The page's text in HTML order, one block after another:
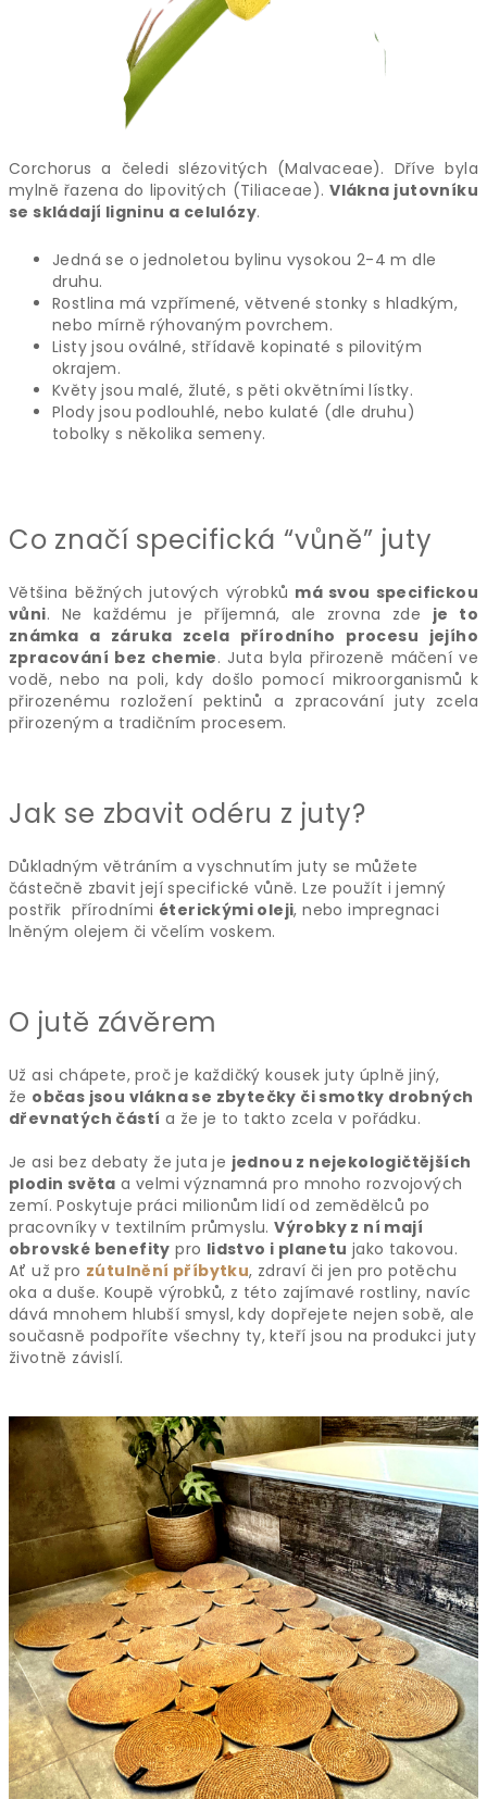
Corchorus a čeledi slézovitých (Malvaceae). Dříve byla
mylně řazena do lipovitých (Tiliaceae).Vlákna jutovníku
se skládají ligninu a celulózy.
Jedná se o jednoletou bylinu vysokou 2-4 m dle
druhu.
Rostlina má vzpřímené, větvené stonky s hladkým,
nebo mírně rýhovaným povrchem.
Listy jsou oválné, střídavě kopinaté s pilovitým
okrajem.
Květy jsou malé, žluté, s pěti okvětními lístky.
Plody jsou podlouhlé, nebo kulaté (dle druhu)
tobolky s několika semeny.
Co značí specifická “vůně” juty
Většina běžných jutových výrobků má svou specifickou
vůni. Ne každému je příjemná, ale zrovna zde je to
známka a záruka zcela přírodního procesu jejího
zpracování bez chemie. Juta byla přirozeně máčení ve
vodě, nebo na poli, kdy došlo pomocí mikroorganismů k
přirozenému rozložení pektinů a zpracování juty zcela
přirozeným a tradičním procesem.
Jak se zbavit odéru z juty?
Důkladným větráním a vyschnutím juty se můžete
částečně zbavit její specifické vůně. Lze použít i jemný
postřik přírodními éterickými oleji, nebo impregnaci
lněným olejem či včelím voskem.
O jutě závěrem
Už asi chápete, proč je každičký kousek juty úplně jiný,
že občas jsou vlákna se zbytečky či smotky drobných
dřevnatých částí a že je to takto zcela v pořádku.
Je asi bez debaty že juta je jednou z nejekologičtějších
plodin světa a velmi významná pro mnoho rozvojových
zemí. Poskytuje práci milionům lidí od zemědělců po
pracovníky v textilním průmyslu.Výrobky z ní mají
obrovské benefity pro lidstvo i planetu jako takovou.
Ať už pro zútulnění příbytku, zdraví či jen pro potěchu
oka a duše. Koupě výrobků, z této zajímavé rostliny, navíc
dává mnohem hlubší smysl, kdy dopřejete nejen sobě, ale
současně podpoříte všechny ty, kteří jsou na produkci juty
životně závislí.